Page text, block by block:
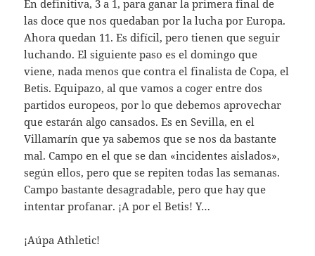
En definitiva, 3 a 1, para ganar la primera final de
las doce que nos quedaban por la lucha por Europa.
Ahora quedan 11. Es difícil, pero tienen que seguir
luchando. El siguiente paso es el domingo que
viene, nada menos que contra el finalista de Copa, el
Betis. Equipazo, al que vamos a coger entre dos
partidos europeos, por lo que debemos aprovechar
que estarán algo cansados. Es en Sevilla, en el
Villamarín que ya sabemos que se nos da bastante
mal. Campo en el que se dan «incidentes aislados»,
según ellos, pero que se repiten todas las semanas.
Campo bastante desagradable, pero que hay que
intentar profanar. ¡A por el Betis! Y…
¡Aúpa Athletic!